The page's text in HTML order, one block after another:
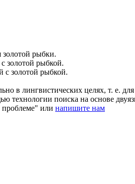
рыбки.
золотой рыбкой.
с золотой рыбкой.
в лингвистических целях, т. е.
технологии поиска на основе
или напишите нам